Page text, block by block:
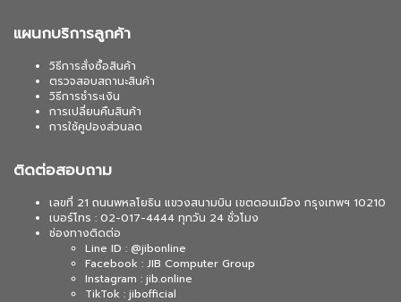
แผนกบริการลูกค้า
วิธีการสั่งซื้อสินค้า
ตรวจสอบสถานะสินค้า
วิธีการชำระเงิน
การเปลี่ยนคืนสินค้า
การใช้คูปองส่วนลด
ติดต่อสอบถาม
เลขที่ 21 ถนนพหลโยธิน แขวงสนามบิน เขตดอนเมือง กรุงเทพฯ 10210
เบอร์โทร : 02-017-4444 ทุกวัน 24 ชั่วโมง
ช่องทางติดต่อ
Line ID : @jibonline
Facebook : JIB Computer Group
Instagram : jib.online
TikTok : jibofficial